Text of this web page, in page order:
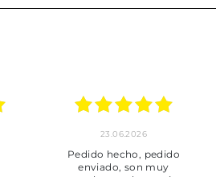
23.06.2026
Pedido hecho, pedido
enviado, son muy